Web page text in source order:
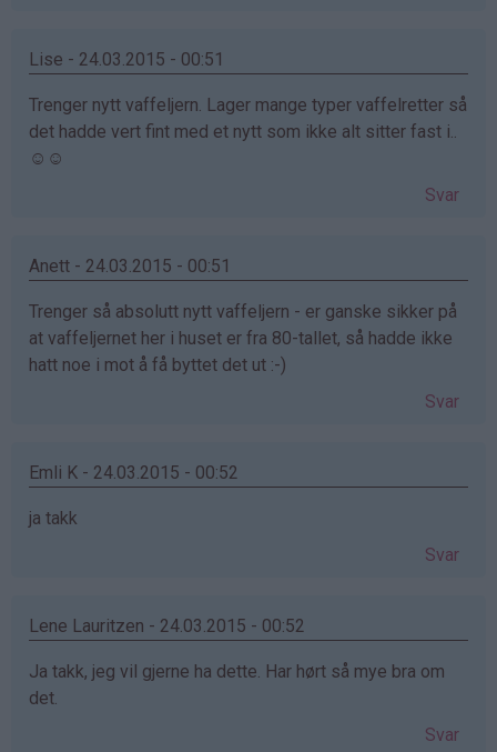
Lise - 24.03.2015 - 00:51
Trenger nytt vaffeljern. Lager mange typer vaffelretter så
det hadde vert fint med et nytt som ikke alt sitter fast i..
☺☺
Svar
Anett - 24.03.2015 - 00:51
Trenger så absolutt nytt vaffeljern - er ganske sikker på
at vaffeljernet her i huset er fra 80-tallet, så hadde ikke
hatt noe i mot å få byttet det ut :-)
Svar
Emli K - 24.03.2015 - 00:52
ja takk
Svar
Lene Lauritzen - 24.03.2015 - 00:52
Ja takk, jeg vil gjerne ha dette. Har hørt så mye bra om
det.
Svar